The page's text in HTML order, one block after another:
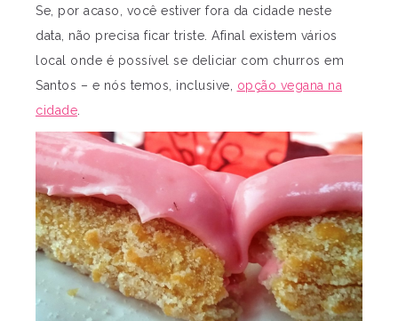
Se, por acaso, você estiver fora da cidade neste
data, não precisa ficar triste. Afinal existem vários
local onde é possível se deliciar com churros em
Santos – e nós temos, inclusive, opção vegana na
cidade